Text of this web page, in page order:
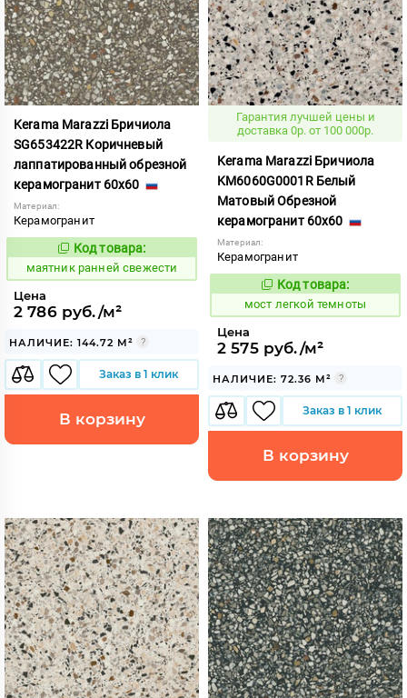
Kerama Marazzi Бричиола
SG653422R Коричневый
лаппатированный обрезной
керамогранит 60x60
Материал:
Керамогранит
931583
Код товара:
маятник ранней свежести
Цена
2 786 руб./м²
НАЛИЧИЕ: 144.72 М²
Заказ в 1 клик
В корзину
Гарантия лучшей цены и
доставка 0р. от 100 000р.
Kerama Marazzi Бричиола
KM6060G0001R Белый
Матовый Обрезной
керамогранит 60x60
Материал:
Керамогранит
1021227
Код товара:
мост легкой темноты
Цена
2 575 руб./м²
НАЛИЧИЕ: 72.36 М²
Заказ в 1 клик
В корзину